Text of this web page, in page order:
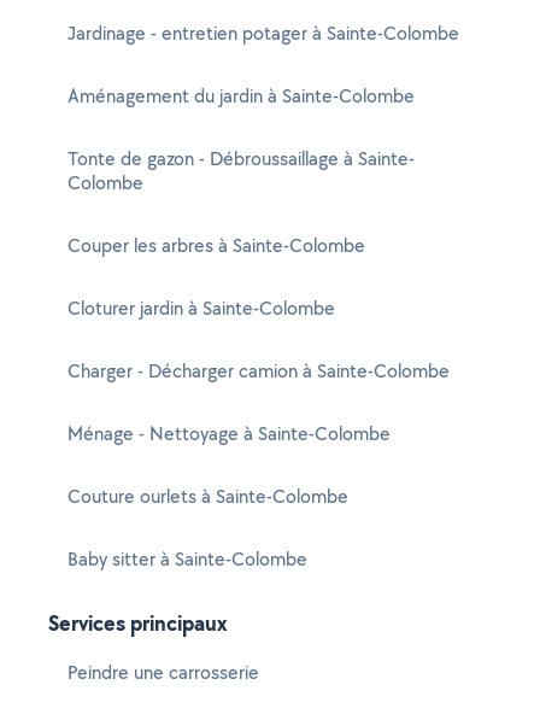
Jardinage - entretien potager à Sainte-Colombe
Aménagement du jardin à Sainte-Colombe
Tonte de gazon - Débroussaillage à Sainte-
Colombe
Couper les arbres à Sainte-Colombe
Cloturer jardin à Sainte-Colombe
Charger - Décharger camion à Sainte-Colombe
Ménage - Nettoyage à Sainte-Colombe
Couture ourlets à Sainte-Colombe
Baby sitter à Sainte-Colombe
Services principaux
Peindre une carrosserie